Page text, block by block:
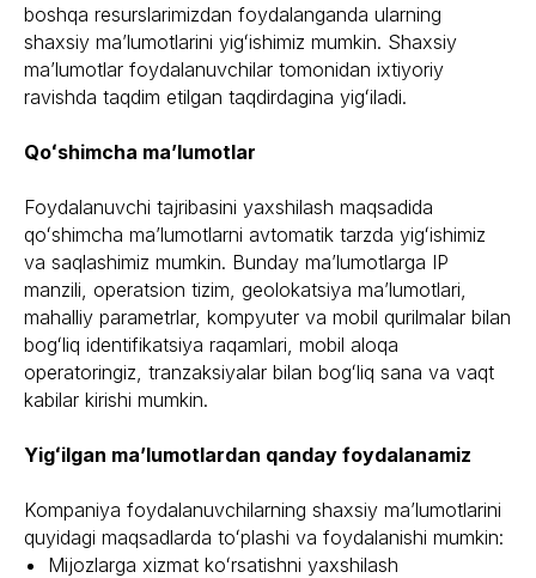
boshqa resurslarimizdan foydalanganda ularning
shaxsiy maʼlumotlarini yigʻishimiz mumkin. Shaxsiy
maʼlumotlar foydalanuvchilar tomonidan ixtiyoriy
ravishda taqdim etilgan taqdirdagina yigʻiladi.
Qoʻshimcha maʼlumotlar
Foydalanuvchi tajribasini yaxshilash maqsadida
qoʻshimcha maʼlumotlarni avtomatik tarzda yigʻishimiz
va saqlashimiz mumkin. Bunday maʼlumotlarga IP
manzili, operatsion tizim, geolokatsiya maʼlumotlari,
mahalliy parametrlar, kompyuter va mobil qurilmalar bilan
bogʻliq identifikatsiya raqamlari, mobil aloqa
operatoringiz, tranzaksiyalar bilan bogʻliq sana va vaqt
kabilar kirishi mumkin.
Yigʻilgan maʼlumotlardan qanday foydalanamiz
Kompaniya foydalanuvchilarning shaxsiy maʼlumotlarini
quyidagi maqsadlarda toʻplashi va foydalanishi mumkin:
Mijozlarga xizmat koʻrsatishni yaxshilash